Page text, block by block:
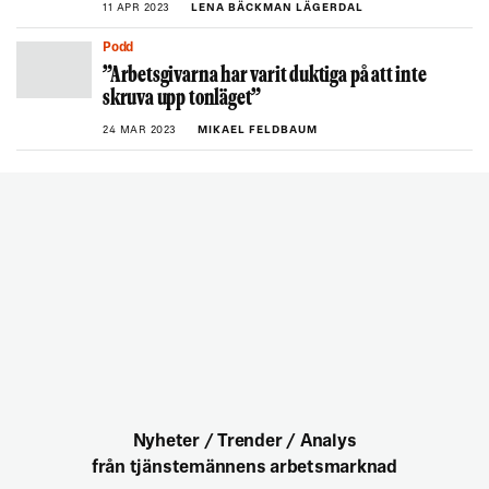
11 APR 2023 LENA BÄCKMAN LÄGERDAL
Podd
”Arbetsgivarna har varit duktiga på att inte
skruva upp tonläget”
24 MAR 2023 MIKAEL FELDBAUM
Nyheter / Trender / Analys
från tjänstemännens arbetsmarknad